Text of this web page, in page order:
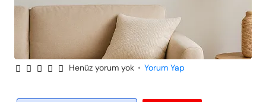
Peşin Fiyatına 6 Taksit
Henüz yorum yok • Yorum Yap